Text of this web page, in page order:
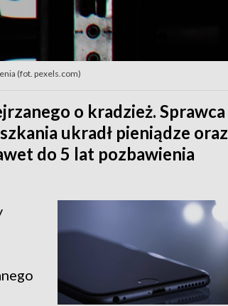
(fot. pexels.com)
o kradzież. Sprawca
ukradł pieniądze oraz
do 5 lat pozbawienia